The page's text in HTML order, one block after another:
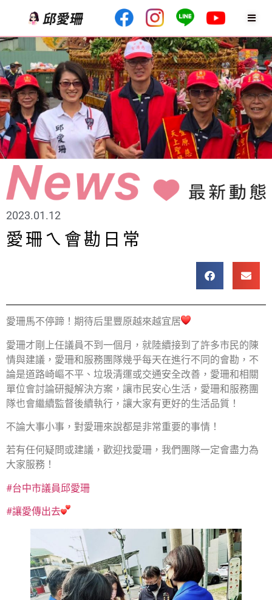
2023.01.12
愛珊ㄟ會勘日常
愛珊馬不停蹄！期待后里豐原越來越宜居
愛珊才剛上任議員不到一個月，就陸續接到了許多市民的陳
情與建議，愛珊和服務團隊幾乎每天在進行不同的會勘，不
論是道路崎嶇不平、垃圾清運或交通安全改善，愛珊和相關
單位會討論研擬解決方案，讓市民安心生活，愛珊和服務團
隊也會繼續監督後續執行，讓大家有更好的生活品質！
不論大事小事，對愛珊來說都是非常重要的事情！
若有任何疑問或建議，歡迎找愛珊，我們團隊一定會盡力為
大家服務！
#台中市議員邱愛珊
#讓愛傳出去